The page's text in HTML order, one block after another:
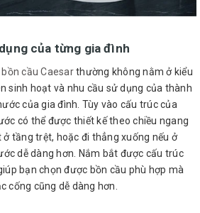
của từng gia đình
bồn cầu Caesarthường không nằm ở kiểu
sinh hoạt và nhu cầu sử dụng của thành
của gia đình. Tùy vào cấu trúc của
có thể được thiết kế theo chiều ngang
tầng trệt, hoặc đi thẳng xuống nếu ở
dễ dàng hơn. Nắm bắt được cấu trúc
bạn chọn được bồn cầu phù hợp mà
cống cũng dễ dàng hơn.